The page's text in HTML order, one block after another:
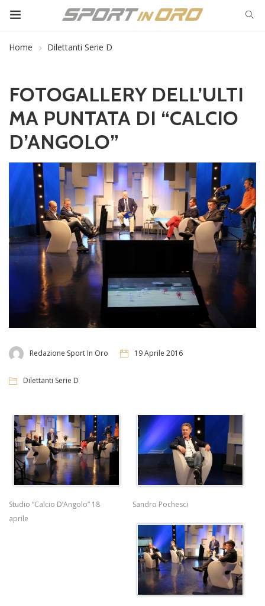
Home Dilettanti Serie D
FOTOGALLERY DELL’ULTI
MA PUNTATA DI “CALCIO
D’ANGOLO”
Redazione Sport In Oro 19 Aprile 2016
Dilettanti Serie D
Studio “Calcio D’Angolo” 18
aprile
Sandro Pochesci